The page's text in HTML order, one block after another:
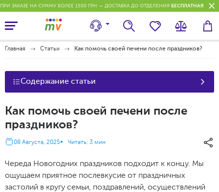
ПРИ ЗАКАЗЕ НА СУММУ БОЛЕЕ 1500 ГРН — ДОСТАВКА ДО ОТДЕЛЕНИЯ БЕСПЛАТНАЯ
Главная Статьи Как помочь своей печени после праздников?
Содержание статьи
Как помочь своей печени после
праздников?
08 Августа, 2025 Читать: 3 мин
Череда Новогодних праздников подходит к концу. Мы
ощущаем приятное послевкусие от праздничных
застолий в кругу семьи, поздравлений, осуществлений